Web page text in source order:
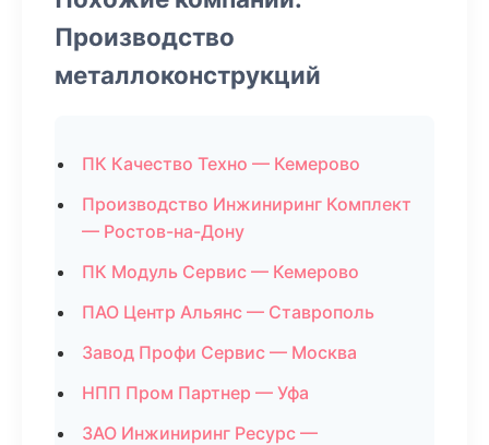
Производство
металлоконструкций
ПК Качество Техно — Кемерово
Производство Инжиниринг Комплект
— Ростов-на-Дону
ПК Модуль Сервис — Кемерово
ПАО Центр Альянс — Ставрополь
Завод Профи Сервис — Москва
НПП Пром Партнер — Уфа
ЗАО Инжиниринг Ресурс —